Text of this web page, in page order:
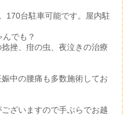
170台駐車可能です。屋内駐
でも？
挫、疳の虫、夜泣きの治療
中の腰痛も多数施術してお
ざいますので手ぶらでお越